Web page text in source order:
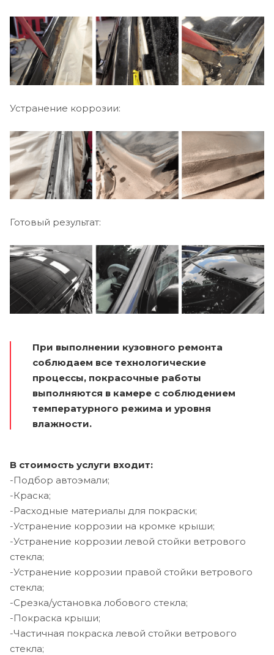
Устранение коррозии:
Готовый результат:
При выполнении кузовного ремонта
соблюдаем все технологические
процессы, покрасочные работы
выполняются в камере с соблюдением
температурного режима и уровня
влажности.
В стоимость услуги входит:
-Подбор автоэмали;
-Краска;
-Расходные материалы для покраски;
-Устранение коррозии на кромке крыши;
-Устранение коррозии левой стойки ветрового
стекла;
-Устранение коррозии правой стойки ветрового
стекла;
-Срезка/установка лобового стекла;
-Покраска крыши;
-Частичная покраска левой стойки ветрового
стекла;